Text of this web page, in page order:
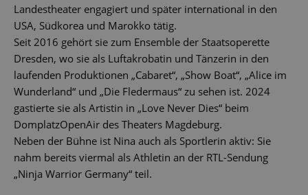
Landestheater engagiert und später international in den
USA, Südkorea und Marokko tätig.
Seit 2016 gehört sie zum Ensemble der Staatsoperette
Dresden, wo sie als Luftakrobatin und Tänzerin in den
laufenden Produktionen „Cabaret“, „Show Boat“, „Alice im
Wunderland“ und „Die Fledermaus“ zu sehen ist. 2024
gastierte sie als Artistin in „Love Never Dies“ beim
DomplatzOpenAir des Theaters Magdeburg.
Neben der Bühne ist Nina auch als Sportlerin aktiv: Sie
nahm bereits viermal als Athletin an der RTL-Sendung
„Ninja Warrior Germany“ teil.